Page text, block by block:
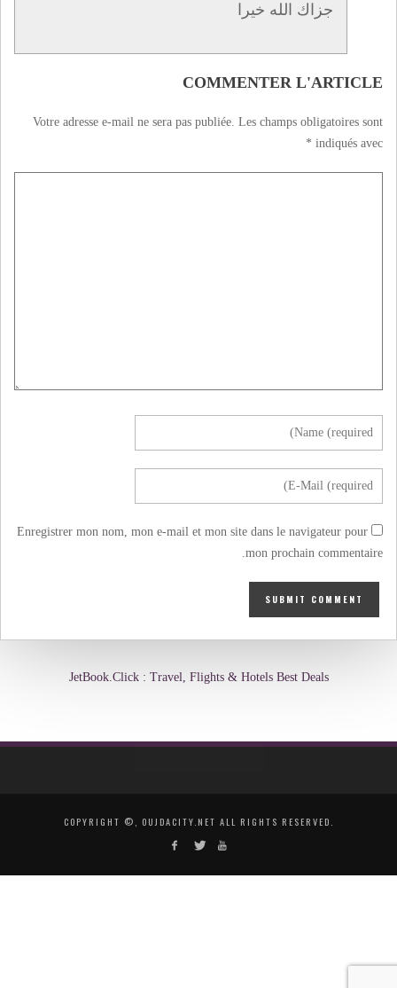
جزاك الله خيرا
COMMENTER L'ARTICLE
Votre adresse e-mail ne sera pas publiée. Les champs obligatoires sont
indiqués avec
*
Enregistrer mon nom, mon e-mail et mon site dans le navigateur pour
mon prochain commentaire.
JetBook.Click : Travel, Flights & Hotels Best Deals
COPYRIGHT ©, OUJDACITY.NET ALL RIGHTS RESERVED.